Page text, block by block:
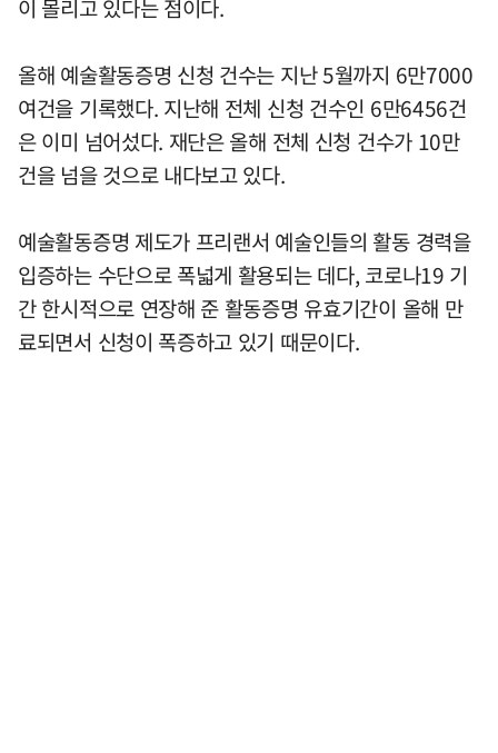
이 몰리고 있다는 점이다.
올해 예술활동증명 신청 건수는 지난 5월까지 6만7000
여건을 기록했다. 지난해 전체 신청 건수인 6만6456건
은 이미 넘어섰다. 재단은 올해 전체 신청 건수가 10만
건을 넘을 것으로 내다보고 있다.
예술활동증명 제도가 프리랜서 예술인들의 활동 경력을
입증하는 수단으로 폭넓게 활용되는 데다, 코로나19 기
간 한시적으로 연장해 준 활동증명 유효기간이 올해 만
료되면서 신청이 폭증하고 있기 때문이다.